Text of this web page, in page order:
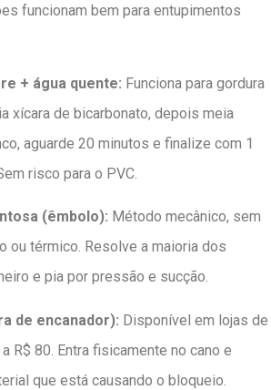
funcionam bem para entupimentos
+ água quente: Funciona para gordura
xícara de bicarbonato, depois meia
aguarde 20 minutos e finalize com 1
risco para o PVC.
(êmbolo): Método mecânico, sem
ou térmico. Resolve a maioria dos
e pia por pressão e sucção.
de encanador): Disponível em lojas de
R$ 80. Entra fisicamente no cano e
que está causando o bloqueio.